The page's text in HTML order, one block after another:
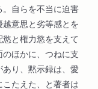
自らを不当に迫害
意思と劣等感とを
と権力慾を支えて
ほかに、つねに支
り、黙示録は、愛
たえた、と著者は